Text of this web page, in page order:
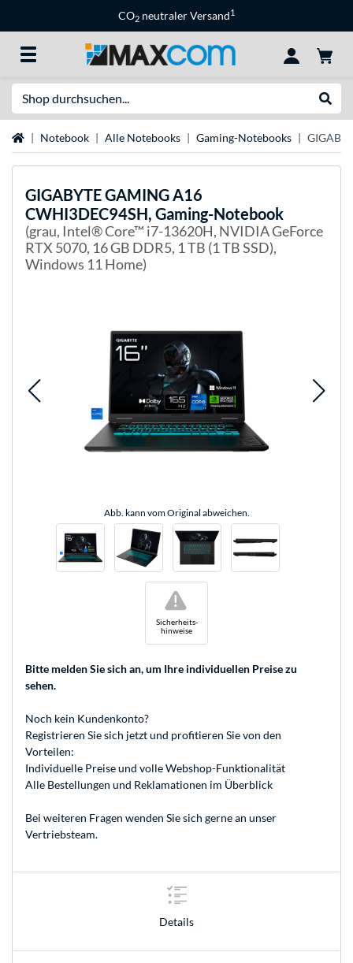
CO2 neutraler Versand1
StartseiteNotebook Alle Notebooks Gaming-Notebooks
GIGABYTEGAMING A16
CWHI3DEC94SH, Gaming-Notebook
(grau, Intel® Core™ i7-13620H, NVIDIA GeForce
RTX 5070, 16 GB DDR5, 1 TB (1 TB SSD),
Windows 11 Home)
Abb. kann vom Original abweichen.
Sicherheits-
hinweise
!
Bitte melden Sie sich an, um Ihre individuellen Preise zu
sehen.
Noch kein Kundenkonto?
Registrieren Sie sich jetzt und profitieren Sie von den
Vorteilen:
Individuelle Preise und volle Webshop-Funktionalität
Alle Bestellungen und Reklamationen im Überblick
Bei weiteren Fragen wenden Sie sich gerne an unser
Vertriebsteam.
Details